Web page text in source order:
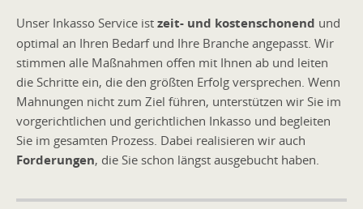
Unser Inkasso Service ist zeit- und kostenschonend und
optimal an Ihren Bedarf und Ihre Branche angepasst. Wir
stimmen alle Maßnahmen offen mit Ihnen ab und leiten
die Schritte ein, die den größten Erfolg versprechen. Wenn
Mahnungen nicht zum Ziel führen, unterstützen wir Sie im
vorgerichtlichen und gerichtlichen Inkasso und begleiten
Sie im gesamten Prozess. Dabei realisieren wir auch
Forderungen, die Sie schon längst ausgebucht haben.